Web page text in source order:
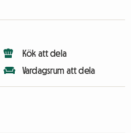
Kök att dela
Vardagsrum att dela